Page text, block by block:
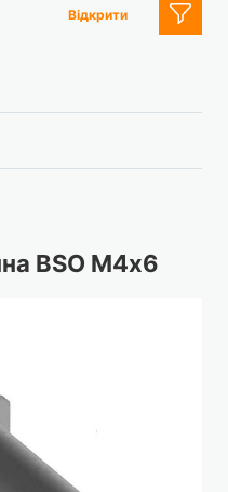
Відкрити
BSO М4х6